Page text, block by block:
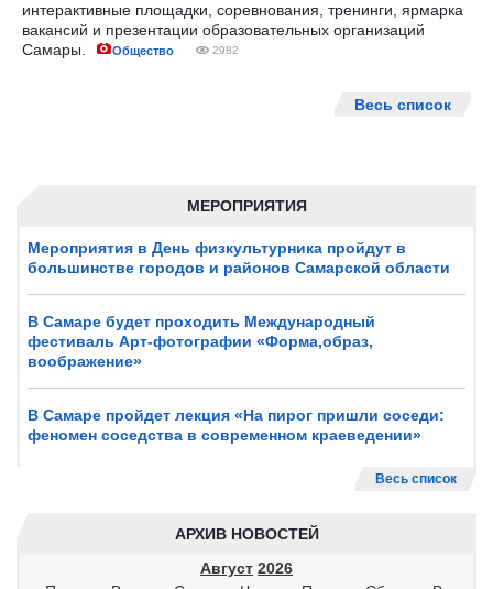
МЕРОПРИЯТИЯ
Мероприятия в День физкультурника пройдут в
большинстве городов и районов Самарской области
В Самаре будет проходить Международный
фестиваль Арт-фотографии «Форма,образ,
воображение»
В Самаре пройдет лекция «На пирог пришли соседи:
феномен соседства в современном краеведении»
Весь список
АРХИВ НОВОСТЕЙ
Август 2026
интерактивные площадки, соревнования, тренинги, ярмарка
вакансий и презентации образовательных организаций
Самары.
Общество 2982
Весь список